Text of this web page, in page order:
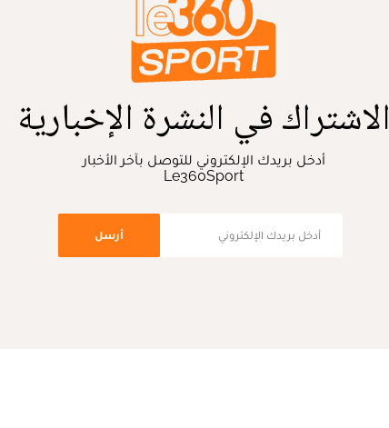
الاشتراك في النشرة الإخبارية
أدخل بريدك الإلكتروني للتوصل بآخر الأخبار
Le360Sport
أرسل